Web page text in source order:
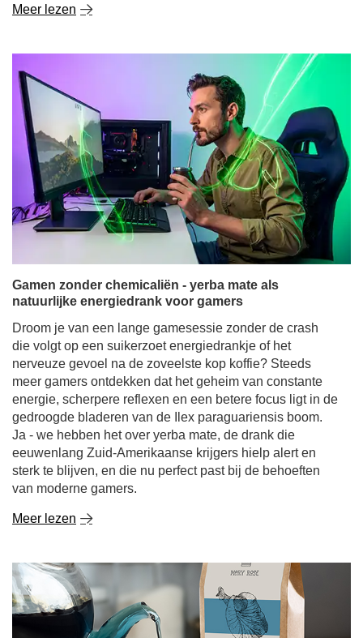
Meer lezen
Gamen zonder chemicaliën - yerba mate als
natuurlijke energiedrank voor gamers
Droom je van een lange gamesessie zonder de crash
die volgt op een suikerzoet energiedrankje of het
nerveuze gevoel na de zoveelste kop koffie? Steeds
meer gamers ontdekken dat het geheim van constante
energie, scherpere reflexen en een betere focus ligt in de
gedroogde bladeren van de Ilex paraguariensis boom.
Ja - we hebben het over yerba mate, de drank die
eeuwenlang Zuid-Amerikaanse krijgers hielp alert en
sterk te blijven, en die nu perfect past bij de behoeften
van moderne gamers.
Meer lezen